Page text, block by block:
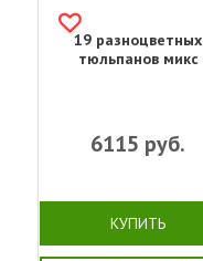
19 разноцветных
тюльпанов микс
6115 руб.
КУПИТЬ